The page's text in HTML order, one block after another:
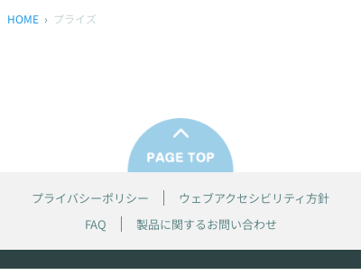
HOME プライズ
プライバシーポリシー
ウェブアクセシビリティ方針
FAQ
製品に関するお問い合わせ